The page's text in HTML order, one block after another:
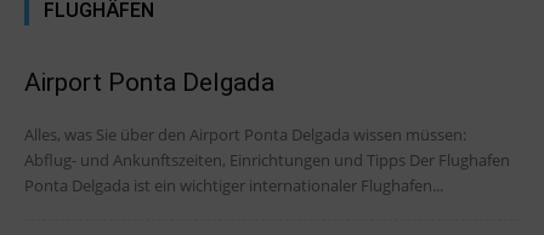
FLUGHÄFEN
Airport Ponta Delgada
Alles, was Sie über den Airport Ponta Delgada wissen müssen:
Abflug- und Ankunftszeiten, Einrichtungen und Tipps Der Flughafen
Ponta Delgada ist ein wichtiger internationaler Flughafen...